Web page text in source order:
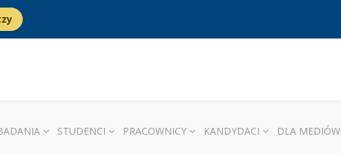
STUDENCI PRACOWNICY KANDYDACI DLA MEDIÓW